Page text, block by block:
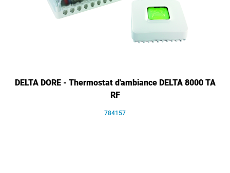
DELTA DORE - Thermostat d'ambiance DELTA 8000 TA
RF
784157